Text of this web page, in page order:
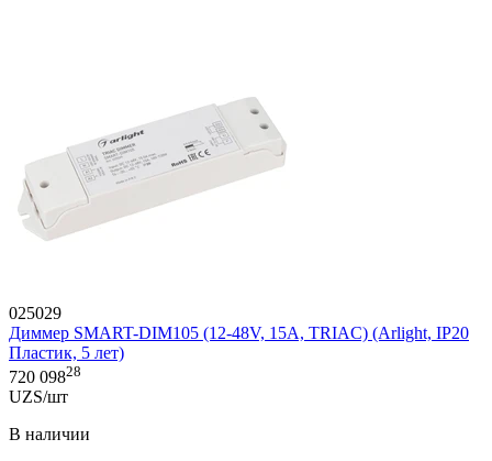
025029
Диммер SMART-DIM105 (12-48V, 15A, TRIAC) (Arlight, IP20
Пластик, 5 лет)
720 09828
UZS/шт
В наличии